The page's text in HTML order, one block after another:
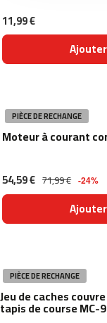
260
mc-
mc-
500
mc-
mc-
600
de
500
velos
indoor
11,99 €
PIÈCE DE RECHANGE
Moteur à courant
54,59 € 71,99 € -24%
PIÈCE DE RECHANGE
Jeu de caches
tapis de course MC-